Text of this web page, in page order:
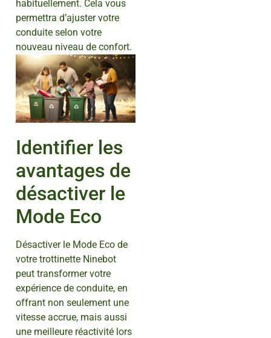
habituellement. Cela vous
permettra d’ajuster votre
conduite selon votre
nouveau niveau de confort.
Identifier les
avantages de
désactiver le
Mode Eco
Désactiver le Mode Eco de
votre trottinette Ninebot
peut transformer votre
expérience de conduite, en
offrant non seulement une
vitesse accrue, mais aussi
une meilleure réactivité lors